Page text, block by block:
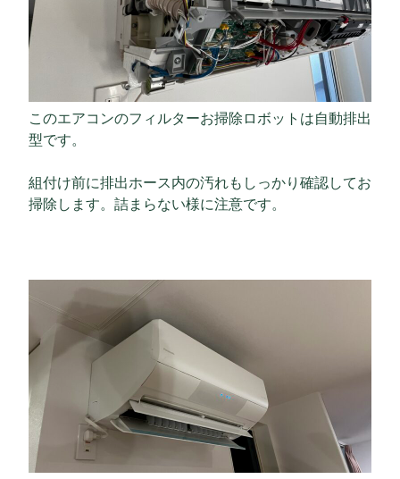
このエアコンのフィルターお掃除ロボットは自動排出
型です。
組付け前に排出ホース内の汚れもしっかり確認してお
掃除します。詰まらない様に注意です。